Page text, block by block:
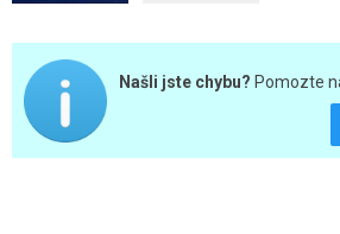
Našli jste chybu? Pomozte